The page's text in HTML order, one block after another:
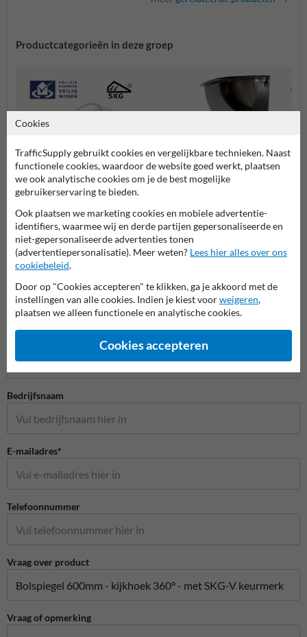
Productcategorieën in deze groep
keurmerk
Bolspiegels 90 graden
Bolspiegels
Stel je vraag aan VerkeersspiegelKopen.nl
Bedrijfsnaam
E-mailadres*
Telefoonnummer
Vraag over product
Vraag of opmerking
Cookies
TrafficSupply gebruikt cookies en vergelijkbare technieken. Naast
functionele cookies, waardoor de website goed werkt, plaatsen
we ook analytische cookies om je de best mogelijke
gebruikerservaring te bieden.
Ook plaatsen we marketing cookies en mobiele advertentie-
identifiers, waarmee wij en derde partijen gepersonaliseerde en
niet-gepersonaliseerde advertenties tonen
(advertentiepersonalisatie). Meer weten? Lees hier alles over ons
cookiebeleid.
Door op "Cookies accepteren" te klikken, ga je akkoord met de
instellingen van alle cookies. Indien je kiest voorweigeren,
plaatsen we alleen functionele en analytische cookies.
Cookies accepteren